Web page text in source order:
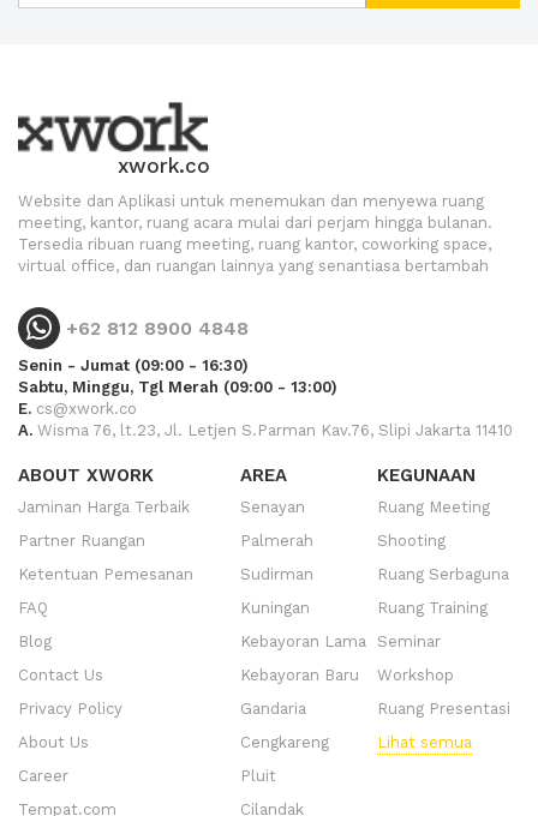
xwork.co
Website dan Aplikasi untuk menemukan dan menyewa ruang
meeting, kantor, ruang acara mulai dari perjam hingga bulanan.
Tersedia ribuan ruang meeting, ruang kantor, coworking space,
virtual office, dan ruangan lainnya yang senantiasa bertambah
+62 812 8900 4848
Senin - Jumat (09:00 - 16:30)
Sabtu, Minggu, Tgl Merah (09:00 - 13:00)
E. cs@xwork.co
A. Wisma 76, lt.23, Jl. Letjen S.Parman Kav.76, Slipi Jakarta 11410
ABOUT XWORK
Jaminan Harga Terbaik
Partner Ruangan
Ketentuan Pemesanan
FAQ
Blog
Contact Us
Privacy Policy
About Us
Career
Tempat.com
AREA
Senayan
Palmerah
Sudirman
Kuningan
Kebayoran Lama
Kebayoran Baru
Gandaria
Cengkareng
Pluit
Cilandak
KEGUNAAN
Ruang Meeting
Shooting
Ruang Serbaguna
Ruang Training
Seminar
Workshop
Ruang Presentasi
Lihat semua